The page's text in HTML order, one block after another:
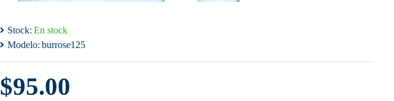
Stock: En stock
Modelo: burrose125
$95.00